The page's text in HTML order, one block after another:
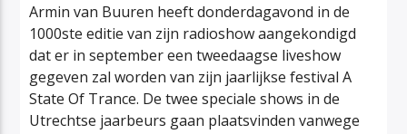
Armin van Buuren heeft donderdagavond in de
1000ste editie van zijn radioshow aangekondigd
dat er in september een tweedaagse liveshow
gegeven zal worden van zijn jaarlijkse festival A
State Of Trance. De twee speciale shows in de
Utrechtse jaarbeurs gaan plaatsvinden vanwege